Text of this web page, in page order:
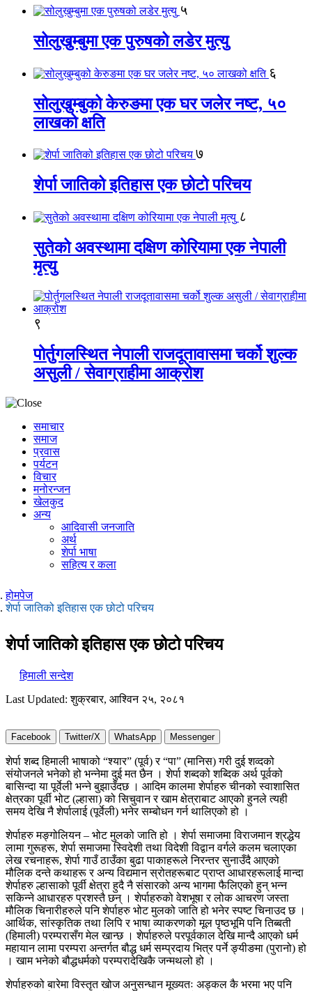
५
सोलुखुम्बुमा एक पुरुषको लडेर मुत्यु
६
सोलुखुम्बुको केरुङमा एक घर जलेर नष्ट, ५०
लाखको क्षति
७
शेर्पा जातिको इतिहास एक छोटो परिचय
८
सुतेको अवस्थामा दक्षिण कोरियामा एक नेपाली
मृत्यु
९
पोर्तुगलस्थित नेपाली राजदूतावासमा चर्को शुल्क
असुली / सेवाग्राहीमा आक्रोश
समाचार
समाज
प्रवास
पर्यटन
विचार
मनोरन्जन
खेलकुद
अन्य
आदिवासी जनजाति
अर्थ
शेर्पा भाषा
सहित्य र कला
होमपेज
शेर्पा जातिको इतिहास एक छोटो परिचय
शेर्पा जातिको इतिहास एक छोटो परिचय
हिमाली सन्देश
Last Updated: शुक्रबार, आश्विन २५, २०८१
Facebook Twitter/X WhatsApp Messenger
शेर्पा शब्द हिमाली भाषाको “श्यार” (पूर्व) र “पा” (मानिस) गरी दुई शव्दको
संयोजनले भनेको हो भन्नेमा दुई मत छैन । शेर्पा शब्दको शब्दिक अर्थ पूर्वको
बासिन्दा या पूर्वेली भन्ने बुझाउँदछ । आदिम कालमा शेर्पाहरु चीनको स्वाशासित
क्षेत्रका पूर्वी भोट (ल्हासा) को सिचुवान र खाम क्षेत्राबाट आएको हुनले त्यही
समय देखि नै शेर्पालाई (पूर्वेली) भनेर सम्बोधन गर्न थालिएको हो ।
शेर्पाहरु मङ्गोलियन – भोट मुलको जाति हो । शेर्पा समाजमा विराजमान श्रद्धेय
लामा गुरूहरू, शेर्पा समाजमा स्विदेशी तथा विदेशी विद्वान वर्गले कलम चलाएका
लेख रचनाहरू, शेर्पा गाउँ ठाउँका बुढा पाकाहरूले निरन्तर सुनाउँदै आएको
मौलिक दन्ते कथाहरू र अन्य विद्यमान स्रोतहरूबाट प्राप्त आधारहरूलाई मान्दा
शेर्पाहरु ल्हासाको पूर्वी क्षेत्रा हुदै नै संसारको अन्य भागमा फैलिएको हुन् भन्न
सकिन्ने आधारहरु प्रशस्तै छन् । शेर्पाहरुको वेशभूषा र लोक आचरण जस्ता
मौलिक चिनारीहरुले पनि शेर्पाहरु भोट मुलको जाति हो भनेर स्पष्ट चिनाउद छ ।
आर्थिक, सांस्कृतिक तथा लिपि र भाषा व्याकरणको मूल पृष्ठभूमि पनि तिब्बती
(हिमाली) परम्परासँग मेल खान्छ । शेर्पाहरुले परपूर्वकाल देखि मान्दै आएको धर्म
महायान लामा परम्परा अन्तर्गत बौद्ध धर्म सम्प्रदाय भित्र पर्ने ङ्यीङमा (पुरानो) हो
। खाम भनेको बौद्धधर्मको परम्परादेखिकै जन्मथलो हो ।
शेर्पाहरुको बारेमा विस्तृत खोज अनुसन्धान मूख्यतः अड्कल कै भरमा भए पनि